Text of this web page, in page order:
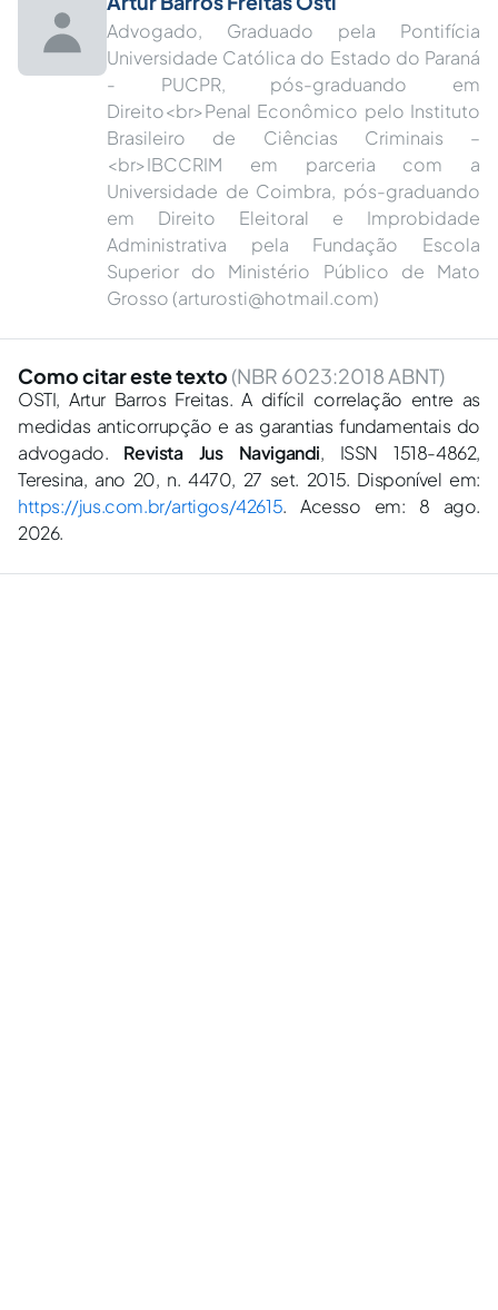
Advogado, Graduado pela Pontifícia
Universidade Católica do Estado do Paraná
- PUCPR, pós-graduando em
Direito<br>Penal Econômico pelo Instituto
Brasileiro de Ciências Criminais –
<br>IBCCRIM em parceria com a
Universidade de Coimbra, pós-graduando
em Direito Eleitoral e Improbidade
Administrativa pela Fundação Escola
Superior do Ministério Público de Mato
Grosso (arturosti@hotmail.com)
Como citar este texto (NBR 6023:2018 ABNT)
OSTI, Artur Barros Freitas. A difícil correlação entre as
medidas anticorrupção e as garantias fundamentais do
advogado. Revista Jus Navigandi, ISSN 1518-4862,
Teresina, ano 20, n. 4470, 27 set. 2015. Disponível em:
https://jus.com.br/artigos/42615. Acesso em: 8 ago.
2026.